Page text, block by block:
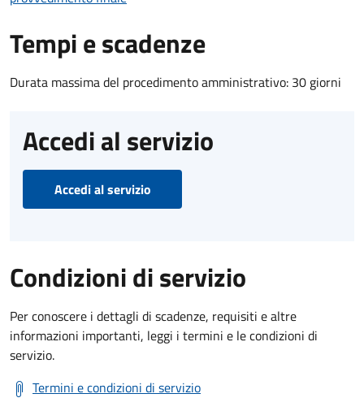
Tempi e scadenze
Durata massima del procedimento amministrativo: 30 giorni
Accedi al servizio
Accedi al servizio
Condizioni di servizio
Per conoscere i dettagli di scadenze, requisiti e altre
informazioni importanti, leggi i termini e le condizioni di
servizio.
Termini e condizioni di servizio